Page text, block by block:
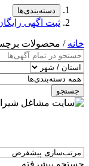
دسته‌بندی‌ها
ثبت اگهی
خانه / محصولات
جستجو
جستجو پیشرفته